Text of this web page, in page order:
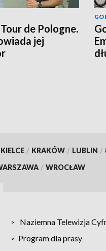
de Pologne.
jej
KIELCE / KRAKÓW / LUBLIN /
/ WROCŁAW
Naziemna Telewizja
Program dla prasy